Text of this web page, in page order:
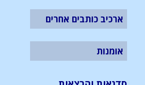
ארכיב כותבים אחרים
אומנות